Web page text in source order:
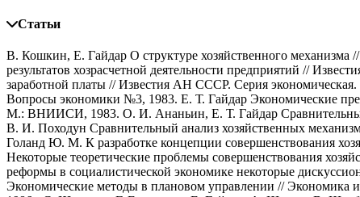
Статьи
В. Кошкин, Е. Гайдар О структуре хозяйственного
результатов хозрасчетной деятельности предприятий //
заработной платы // Известия АН СССР. Серия
Вопросы экономики №3, 1983. Е. Т. Гайдар Экономические
М.: ВНИИСИ, 1983. О. И. Ананьин, Е. Т. Гайдар
В. И. Походун Сравнительный анализ хозяйственных
Голанд Ю. М. К разработке концепции совершенствования
Некоторые теоретические проблемы совершенствования
реформы в социалистической экономике некоторые
Экономические методы в плановом управлении // Экономика